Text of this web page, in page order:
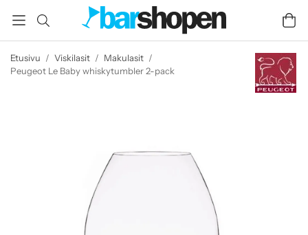
Etusivu / Viskilasit / Makulasit /
Peugeot Le Baby whiskytumbler 2-pack